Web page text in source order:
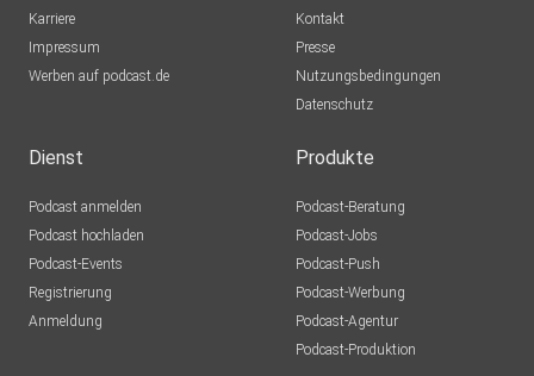
Karriere
Impressum
Werben auf podcast.de
Kontakt
Presse
Nutzungsbedingungen
Datenschutz
Dienst
Podcast anmelden
Podcast hochladen
Podcast-Events
Registrierung
Anmeldung
Produkte
Podcast-Beratung
Podcast-Jobs
Podcast-Push
Podcast-Werbung
Podcast-Agentur
Podcast-Produktion